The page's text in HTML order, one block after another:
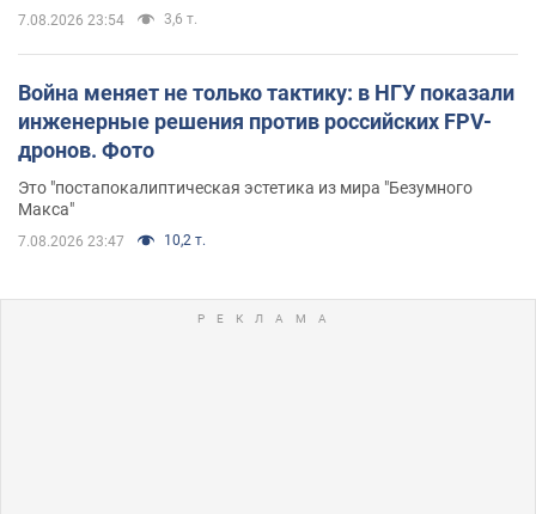
7.08.2026 23:54 3,6 т.
Война меняет не только тактику: в НГУ показали
инженерные решения против российских FPV-
дронов. Фото
Это "постапокалиптическая эстетика из мира "Безумного
Макса"
7.08.2026 23:47 10,2 т.